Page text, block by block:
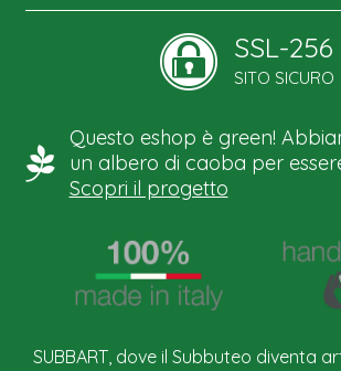
SSL-256
SITO SICURO
Questo eshop è green!
un albero di caoba per
Scopri il progetto
SUBBART, dove il Subbuteo diventa